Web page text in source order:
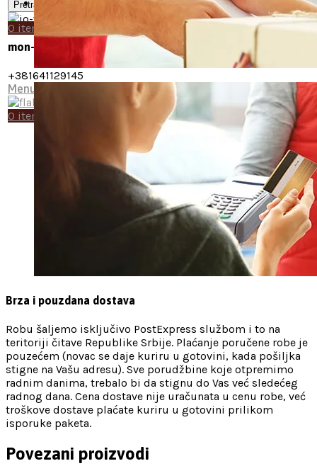
Pretraga
mon-fri 12-17 | sat 11-16
+381641129145
Menu
0 items
Knjige, časopisi
0 items
Brza i pouzdana dostava
Robu šaljemo isključivo PostExpress službom i to na
teritoriji čitave Republike Srbije. Plaćanje poručene robe je
pouzećem (novac se daje kuriru u gotovini, kada pošiljka
stigne na Vašu adresu). Sve porudžbine koje otpremimo
radnim danima, trebalo bi da stignu do Vas već sledećeg
radnog dana. Cena dostave nije uračunata u cenu robe, već
troškove dostave plaćate kuriru u gotovini prilikom
isporuke paketa.
Povezani proizvodi